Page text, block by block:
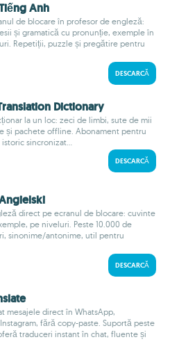
Anh
de blocare în profesor de engleză:
și gramatică cu pronunție, exemple în
Repetiții, puzzle și pregătire pentru
DESCARCĂ
Dictionary
la un loc: zeci de limbi, sute de mii
și pachete offline. Abonament pentru
sincronizat...
DESCARCĂ
direct pe ecranul de blocare: cuvinte
pe niveluri. Peste 10.000 de
sinonime/antonime, util pentru
DESCARCĂ
mesajele direct în WhatsApp,
fără copy-paste. Suportă peste
traduceri instant în chat, fluente și